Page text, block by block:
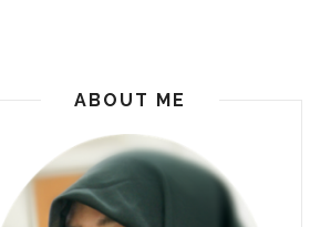
ABOUT ME